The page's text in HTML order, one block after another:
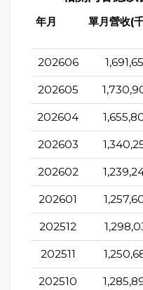
年月 單月營收(
202606
202605
202604
202603
202602
202601
202512
202511
202510